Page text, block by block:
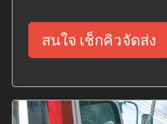
สนใจ เช็กคิวจัดส่ง